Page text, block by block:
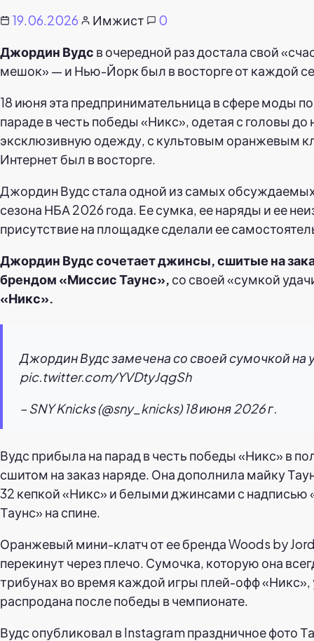
19.06.2026 Имжист
0
Джордин Вудс в очередной раз достала свой
мешок» — и Нью-Йорк был в восторге от каждой
18 июня эта предпринимательница в сфере моды
параде в честь победы «Никс», одетая с головы до
эксклюзивную одежду, с культовым оранжевым
Интернет был в восторге.
Джордин Вудс стала одной из самых обсуждаемых
сезона НБА 2026 года. Ее сумка, ее наряды и ее
присутствие на площадке сделали ее
Джордин Вудс сочетает джинсы, сшитые на
брендом «Миссис Таунс», со своей «сумкой
«Никс».
Джордин Вудс замечена со своей сумочкой на
pic.twitter.com/YVDtyJqgSh
– SNY Knicks (@sny_knicks) 18 июня 2026 г.
Вудс прибыла на парад в честь победы «Никс» в
сшитом на заказ наряде. Она дополнила майку
32 кепкой «Никс» и белыми джинсами с надписью
Таунс» на спине.
Оранжевый мини-клатч от ее бренда Woods by
перекинут через плечо. Сумочка, которую она
трибунах во время каждой игры плей-офф
распродана после победы в чемпионате.
Вудс опубликовал в Instagram праздничное фото